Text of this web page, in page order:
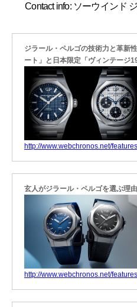
Contact info: ソーウインド
ジラール・ペルゴの技術力と革新
ート」と日本限定「ヴィンテージ
http://www.webchronos.net/
玄人がジラール・ペルゴを選ぶ理
http://www.webchronos.net/